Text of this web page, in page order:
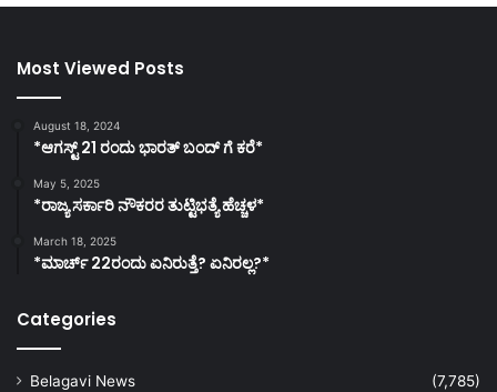
Most Viewed Posts
August 18, 2024
*ಆಗಸ್ಟ್ 21 ರಂದು ಭಾರತ್‌ ಬಂದ್‌ ಗೆ ಕರೆ*
May 5, 2025
*ರಾಜ್ಯ ಸರ್ಕಾರಿ ನೌಕರರ ತುಟ್ಟಿಭತ್ಯೆ ಹೆಚ್ಚಳ*
March 18, 2025
*ಮಾರ್ಚ್ 22ರಂದು ಏನಿರುತ್ತೆ? ಏನಿರಲ್ಲ?*
Categories
Belagavi News
(7,785)